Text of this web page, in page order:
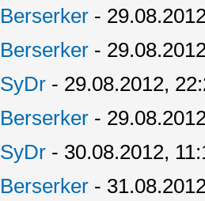
Berserker -
Berserker -
SyDr - 29.08.2012,
Berserker -
SyDr - 30.08.2012,
Berserker -